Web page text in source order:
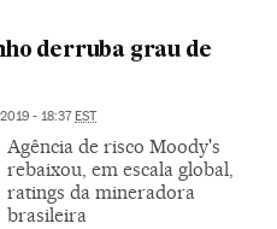
derruba grau de
- 18:37EST
Agência de risco Moody's
rebaixou, em escala global,
ratings da mineradora
brasileira